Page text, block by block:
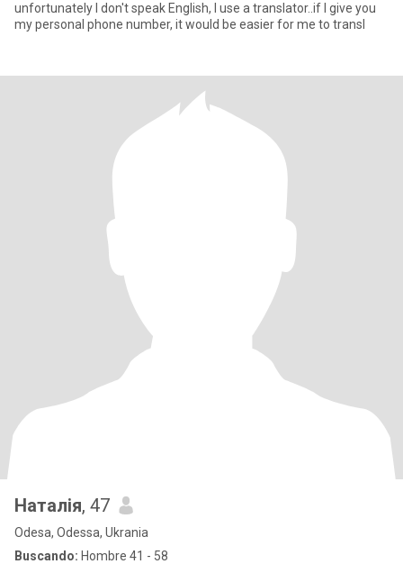
unfortunately I don't speak English, I use a translator..if I give you
my personal phone number, it would be easier for me to transl
Наталія, 47
Odesa, Odessa, Ukrania
Buscando: Hombre 41 - 58